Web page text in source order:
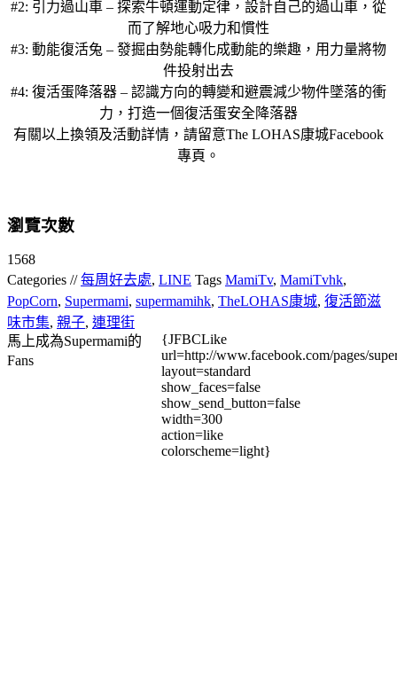
#2: 引力過山車 – 探索牛頓運動定律，設計自己的過山車，從
而了解地心吸力和慣性
#3: 動能復活兔 – 發掘由勢能轉化成動能的樂趣，用力量將物
件投射出去
#4: 復活蛋降落器 – 認識方向的轉變和避震減少物件墜落的衝
力，打造一個復活蛋安全降落器
有關以上換領及活動詳情，請留意The LOHAS康城Facebook
專頁。
瀏覽次數
1568
Categories //每周好去處, LINE Tags MamiTv, MamiTvhk,
PopCorn, Supermami, supermamihk, TheLOHAS康城, 復活節滋
味市集, 親子, 連理街
馬上成為Supermami的
Fans
{JFBCLike
url=http://www.facebook.com/pages/
layout=standard
show_faces=false
show_send_button=false
width=300
action=like
colorscheme=light}